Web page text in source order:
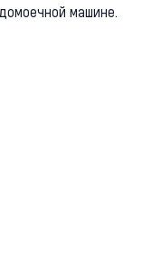
машине.